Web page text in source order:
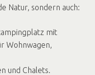
Natur, sondern auch:
mit
Wohnwagen,
und Chalets.